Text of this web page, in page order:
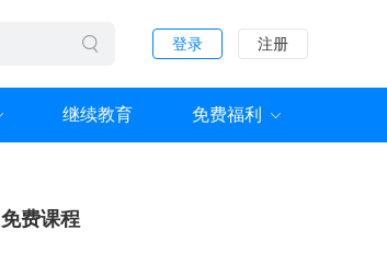
登录 注册
继续教育 免费福利
免费课程